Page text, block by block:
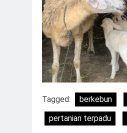
Tagged: berkebun
pertanian terpadu